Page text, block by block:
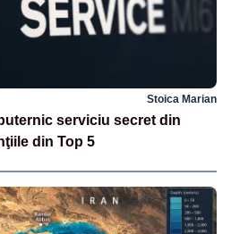
Stoica Marian
serviciu secret din
din Top 5